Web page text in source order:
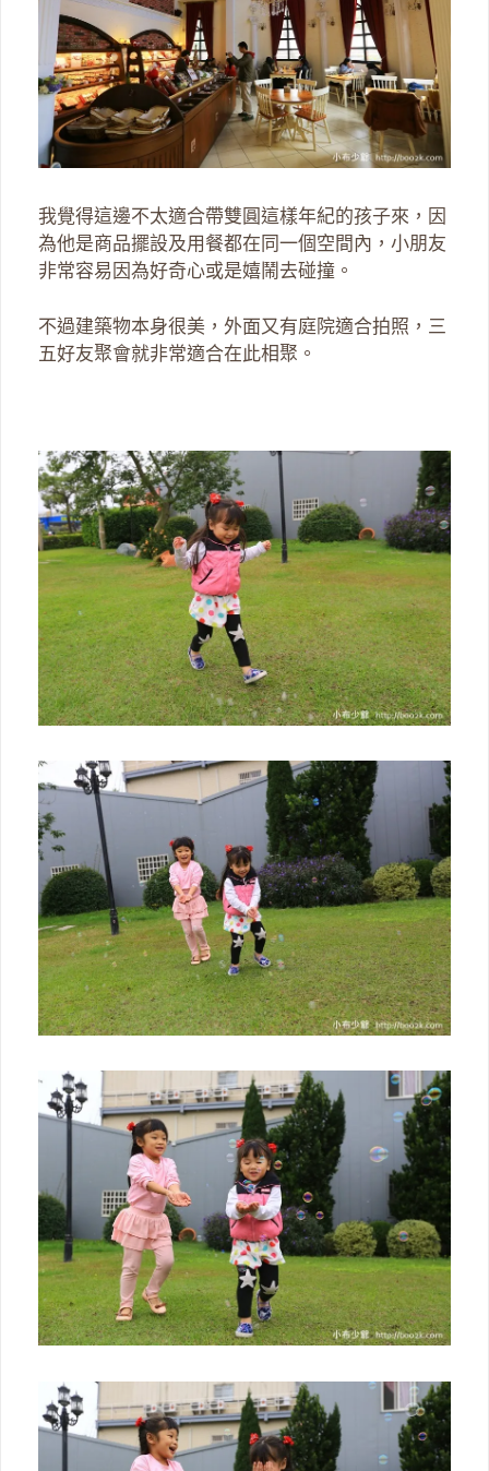
我覺得這邊不太適合帶雙圓這樣年紀的孩子來，因
為他是商品擺設及用餐都在同一個空間內，小朋友
非常容易因為好奇心或是嬉鬧去碰撞。
不過建築物本身很美，外面又有庭院適合拍照，三
五好友聚會就非常適合在此相聚。